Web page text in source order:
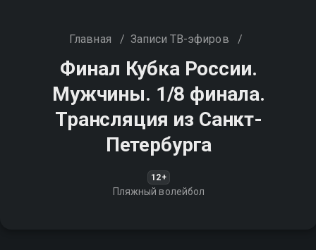
Главная / Записи ТВ-эфиров /
Финал Кубка России.
Мужчины. 1/8 финала.
Трансляция из Санкт-
Петербурга
12+
Пляжный волейбол